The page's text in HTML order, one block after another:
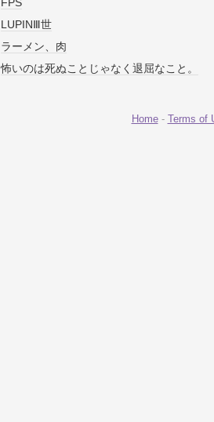
FPS
LUPINⅢ世
ラーメン、肉
怖いのは死ぬことじゃなく退屈なこと。
Home- Terms of